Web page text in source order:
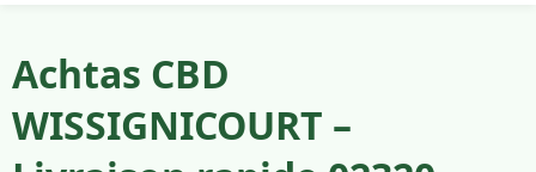
Achtas CBD
WISSIGNICOURT –